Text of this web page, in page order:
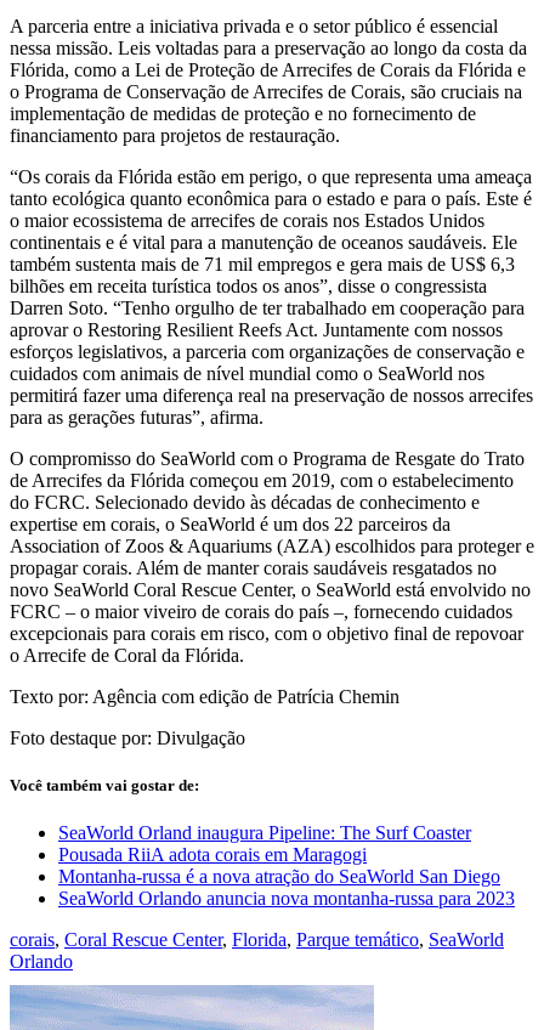
A parceria entre a iniciativa privada e o setor público é essencial
nessa missão. Leis voltadas para a preservação ao longo da costa da
Flórida, como a Lei de Proteção de Arrecifes de Corais da Flórida e
o Programa de Conservação de Arrecifes de Corais, são cruciais na
implementação de medidas de proteção e no fornecimento de
financiamento para projetos de restauração.
“Os corais da Flórida estão em perigo, o que representa uma ameaça
tanto ecológica quanto econômica para o estado e para o país. Este é
o maior ecossistema de arrecifes de corais nos Estados Unidos
continentais e é vital para a manutenção de oceanos saudáveis. Ele
também sustenta mais de 71 mil empregos e gera mais de US$ 6,3
bilhões em receita turística todos os anos”, disse o congressista
Darren Soto. “Tenho orgulho de ter trabalhado em cooperação para
aprovar o Restoring Resilient Reefs Act. Juntamente com nossos
esforços legislativos, a parceria com organizações de conservação e
cuidados com animais de nível mundial como o SeaWorld nos
permitirá fazer uma diferença real na preservação de nossos arrecifes
para as gerações futuras”, afirma.
O compromisso do SeaWorld com o Programa de Resgate do Trato
de Arrecifes da Flórida começou em 2019, com o estabelecimento
do FCRC. Selecionado devido às décadas de conhecimento e
expertise em corais, o SeaWorld é um dos 22 parceiros da
Association of Zoos & Aquariums (AZA) escolhidos para proteger e
propagar corais. Além de manter corais saudáveis resgatados no
novo SeaWorld Coral Rescue Center, o SeaWorld está envolvido no
FCRC – o maior viveiro de corais do país –, fornecendo cuidados
excepcionais para corais em risco, com o objetivo final de repovoar
o Arrecife de Coral da Flórida.
Texto por: Agência com edição de Patrícia Chemin
Foto destaque por: Divulgação
Você também vai gostar de:
SeaWorld Orland inaugura Pipeline: The Surf Coaster
Pousada RiiA adota corais em Maragogi
Montanha-russa é a nova atração do SeaWorld San Diego
SeaWorld Orlando anuncia nova montanha-russa para 2023
corais, Coral Rescue Center, Florida, Parque temático, SeaWorld
Orlando